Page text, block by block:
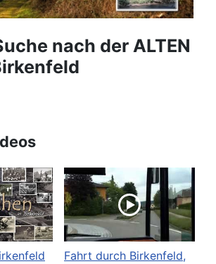
nach der ALTEN
Fahrt durch Birkenfeld,